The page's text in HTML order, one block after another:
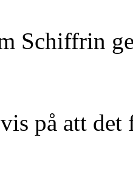
Schiffrin
på att